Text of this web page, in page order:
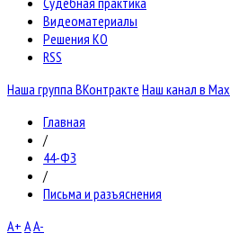
Видеоматериалы
Решения КО
RSS
Наша группа ВКонтракте Наш канал в Max
Главная
/
44-ФЗ
/
Письма и разъяснения
A+ AA-